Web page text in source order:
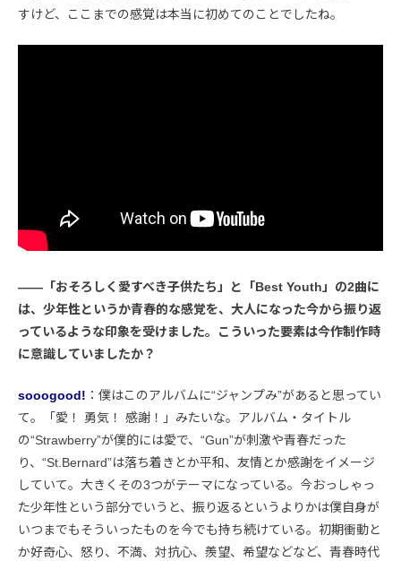
すけど、ここまでの感覚は本当に初めてのことでしたね。
――「おそろしく愛すべき子供たち」と「Best Youth」の2曲に
は、少年性というか青春的な感覚を、大人になった今から振り返
っているような印象を受けました。こういった要素は今作制作時
に意識していましたか？
sooogood! ：僕はこのアルバムに“ジャンプみ”があると思ってい
て。「愛！ 勇気！ 感謝！」みたいな。アルバム・タイトル
の“Strawberry”が僕的には愛で、“Gun”が刺激や青春だった
り、“St.Bernard”は落ち着きとか平和、友情とか感謝をイメージ
していて。大きくその3つがテーマになっている。今おっしゃっ
た少年性という部分でいうと、振り返るというよりかは僕自身が
いつまでもそういったものを今でも持ち続けている。初期衝動と
か好奇心、怒り、不満、対抗心、羨望、希望などなど、青春時代